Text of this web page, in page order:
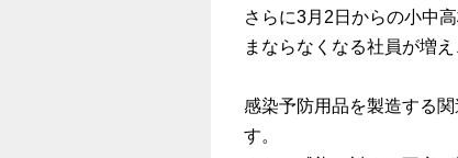
さらに3月2日からの小中
まならなくなる社員が増
感染予防用品を製造する
す。